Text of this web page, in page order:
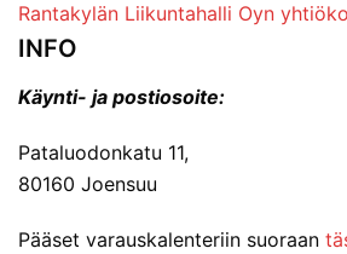
Rantakylän Liikuntahalli Oyn
INFO
Käynti- ja postiosoite:
Pataluodonkatu 11,
80160 Joensuu
Pääset varauskalenteriin suoraan